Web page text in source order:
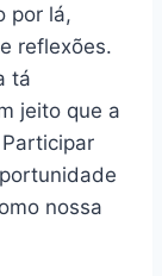
por lá,
reflexões.
tá
jeito que a
nossa